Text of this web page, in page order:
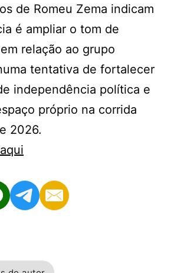
de Romeu Zema indicam
é ampliar o tom de
relação ao grupo
tentativa de fortalecer
independência política e
próprio na corrida
2026.